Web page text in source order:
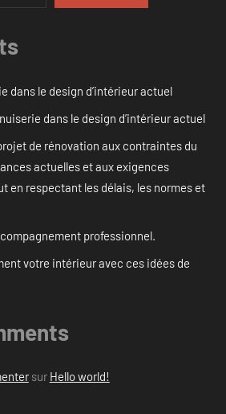
dans le design d’intérieur actuel
dans le design d’intérieur actuel
de rénovation aux contraintes du
actuelles et aux exigences
en respectant les délais, les normes et
professionnel.
votre intérieur avec ces idées de
sur Hello world!